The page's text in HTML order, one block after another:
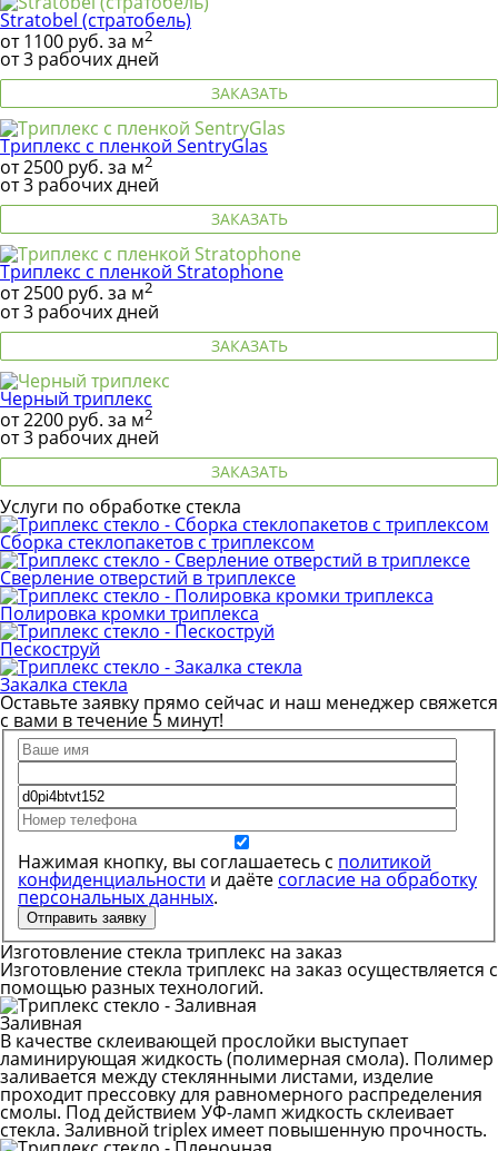
Stratobel (стратобель)
от1100 руб. за м2
от 3 рабочих дней
ЗАКАЗАТЬ
Триплекс с пленкой SentryGlas
от2500 руб. за м2
от 3 рабочих дней
ЗАКАЗАТЬ
Триплекс с пленкой Stratophone
от2500 руб. за м2
от 3 рабочих дней
ЗАКАЗАТЬ
Черный триплекс
от2200 руб. за м2
от 3 рабочих дней
ЗАКАЗАТЬ
Услуги по обработке стекла
Сборка стеклопакетов с триплексом
Сверление отверстий в триплексе
Полировка кромки триплекса
Пескоструй
Закалка стекла
Оставьте заявку прямо сейчас и наш менеджер свяжется
с вами в течение 5 минут!
Нажимая кнопку, вы соглашаетесь с политикой
конфиденциальности и даёте согласие на обработку
персональных данных.
Отправить заявку
Изготовление стекла триплекс на заказ
Изготовление стекла триплекс на заказ осуществляется с
помощью разных технологий.
Заливная
В качестве склеивающей прослойки выступает
ламинирующая жидкость (полимерная смола). Полимер
заливается между стеклянными листами, изделие
проходит прессовку для равномерного распределения
смолы. Под действием УФ-ламп жидкость склеивает
стекла. Заливной triplex имеет повышенную прочность.